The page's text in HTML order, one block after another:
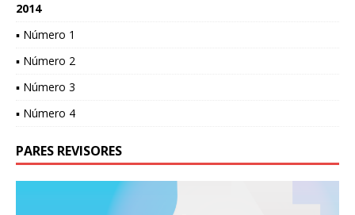
2014
▪ Número 1
▪ Número 2
▪ Número 3
▪ Número 4
PARES REVISORES